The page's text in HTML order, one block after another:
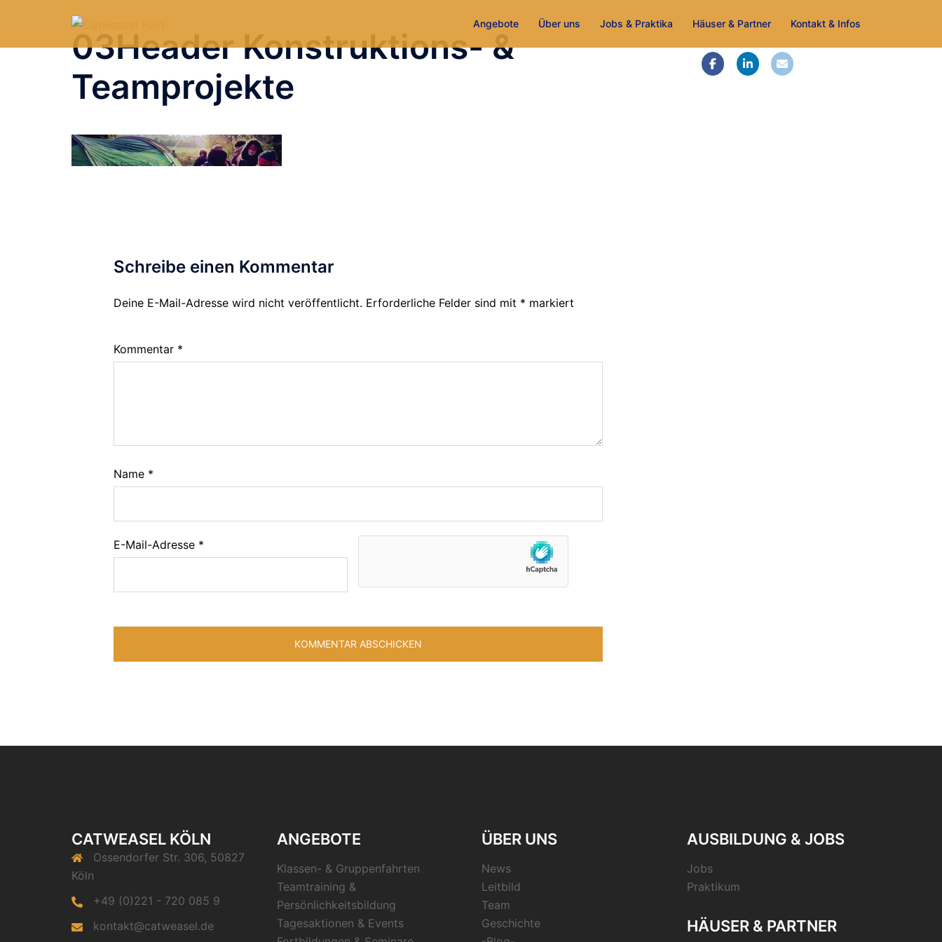
springen
Angebote Über uns Jobs & Praktika Häuser & Partner Kontakt & Infos
03Header Konstruktions- &
Teamprojekte
Schreibe einen Kommentar
Deine E-Mail-Adresse wird nicht veröffentlicht. Erforderliche Felder sind mit * markiert
Kommentar *
Name *
E-Mail-Adresse *
CATWEASEL KÖLN
Ossendorfer Str. 306, 50827
Köln
+49 (0)221 - 720 085 9
kontakt@catweasel.de
ANGEBOTE
Klassen- & Gruppenfahrten
Teamtraining &
Persönlichkeitsbildung
Tagesaktionen & Events
ÜBER UNS
News
Leitbild
Team
Geschichte
AUSBILDUNG & JOBS
Jobs
Praktikum
HÄUSER & PARTNER